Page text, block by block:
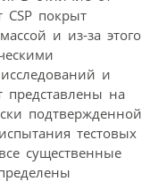
CSP покрыт
и из-за этого
и
представлены на
подтвержденной
тестовых
существенные